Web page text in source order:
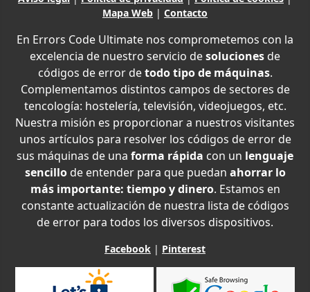
Mapa Web | Contacto
En Errors Code Ultimate nos comprometemos con la
excelencia de nuestro servicio desoluciones de
códigos de error detodo tipo de máquinas.
Complementamos distintos campos de sectores de
tencología: hostelería, televisión, videojuegos, etc.
Nuestra misión es proporcionar a nuestros visitantes
unos artículos para resolver los códigos de error de
sus máquinas de una forma rápida con un lenguaje
sencillode entender para que puedan ahorrar lo
más importante: tiempo y dinero. Estamos en
constante actualización de nuestra lista de códigos
de error para todos los diversos dispositivos.
Facebook | Pinterest